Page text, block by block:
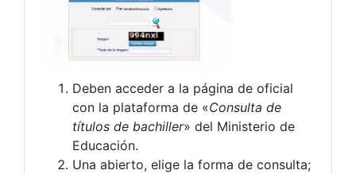
Deben acceder a la página de oficial
con la plataforma de «Consulta de
títulos de bachiller» del Ministerio de
Educación.
Una abierto, elige la forma de consulta;